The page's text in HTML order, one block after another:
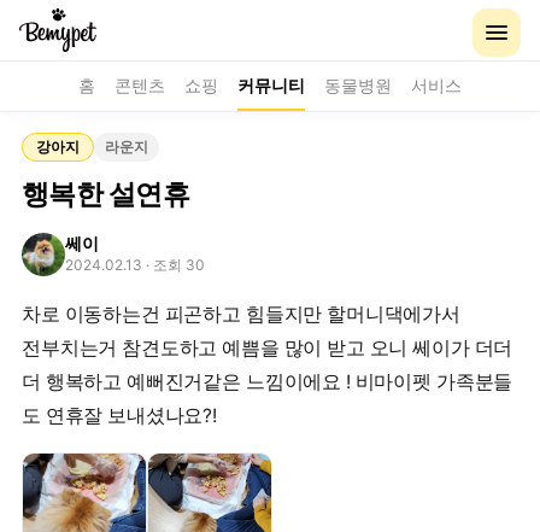
홈 콘텐츠 쇼핑 커뮤니티 동물병원 서비스
강아지 라운지
행복한 설연휴
쎄이
2024.02.13 · 조회 30
차로 이동하는건 피곤하고 힘들지만 할머니댁에가서
전부치는거 참견도하고 예쁨을 많이 받고 오니 쎄이가 더더
더 행복하고 예뻐진거같은 느낌이에요 ! 비마이펫 가족분들
도 연휴잘 보내셨나요?!